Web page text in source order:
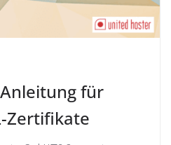
Anleitung für
Zertifikate